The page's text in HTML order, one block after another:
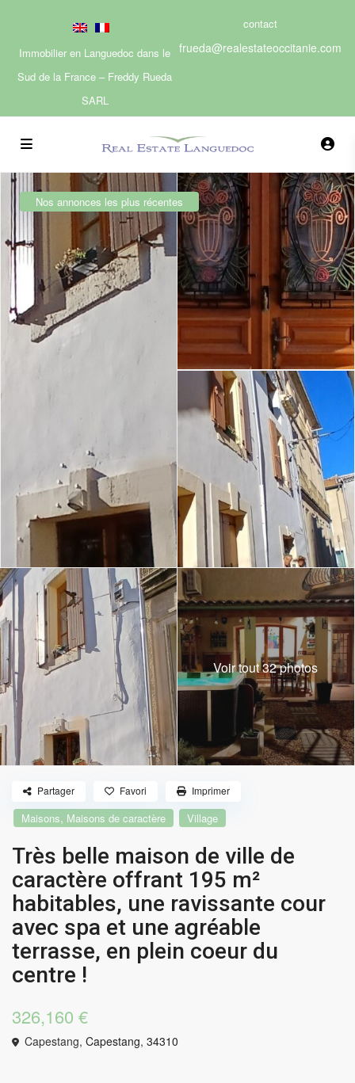
Immobilier en Languedoc dans le
Sud de la France – Freddy Rueda
SARL
contact
frueda@realestateoccitanie.com
Nos annonces les plus récentes
Voir tout 32 photos
Maisons, Maisons de caractère Village
Très belle maison de ville de
caractère offrant 195 m²
habitables, une ravissante cour
avec spa et une agréable
terrasse, en plein coeur du
centre !
326,160 €
Capestang,Capestang,34310
Partager Favori Imprimer